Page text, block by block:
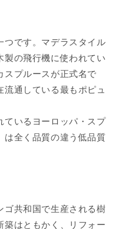
つです。マデラスタイル
の飛行機に使われてい
スプルースが正式名で
通している最もポピュ
ているヨーロッパ・スプ
全く品質の違う低品質
共和国で生産される樹
はともかく、リフォー